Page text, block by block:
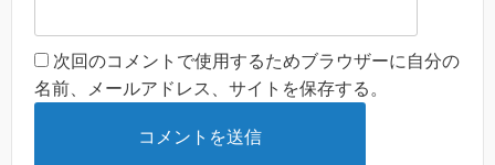
次回のコメントで使用するためブラウザーに自分の
名前、メールアドレス、サイトを保存する。